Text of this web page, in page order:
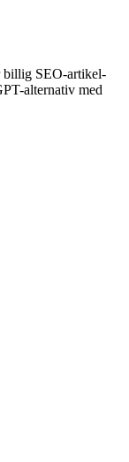
billig SEO-artikel-
alternativ med